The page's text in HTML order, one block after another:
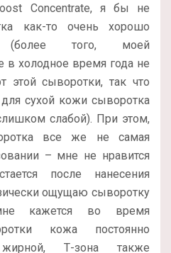
Concentrate, я бы не
как-то очень хорошо
(более того, моей
в холодное время года не
этой сыворотки, так что
сухой кожи сыворотка
слабой). При этом,
все же не самая
– мне не нравится
после нанесения
ощущаю сыворотку
кажется во время
кожа постоянно
Т-зона также